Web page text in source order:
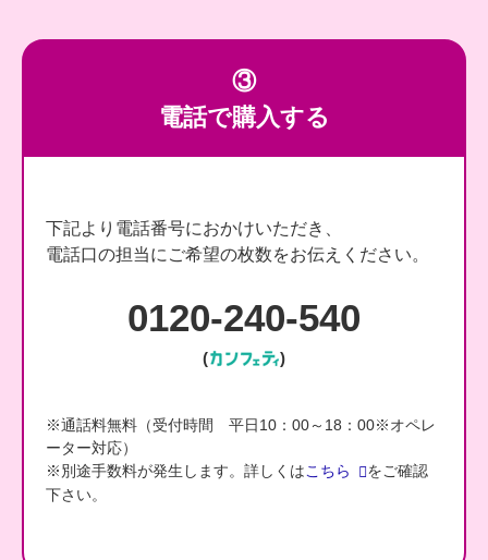
③
電話で購入する
下記より 電話番号におかけいただき、
電話口の担当にご希望の枚数をお伝えください。
0120-240-540
( )
※通話料無料（受付時間 平日10：00～18：00※オペレ
ーター対応）
※別途手数料が発生します。詳しくはこちら
をご確認
下さい。